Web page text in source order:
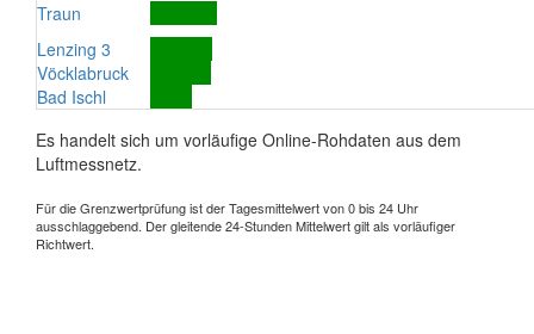
Traun
Lenzing 3
Vöcklabruck
Bad Ischl
Es handelt sich um vorläufige Online-Rohdaten aus dem
Luftmessnetz.
Für die Grenzwertprüfung ist der Tagesmittelwert von 0 bis 24 Uhr
ausschlaggebend. Der gleitende 24-Stunden Mittelwert gilt als vorläufiger
Richtwert.